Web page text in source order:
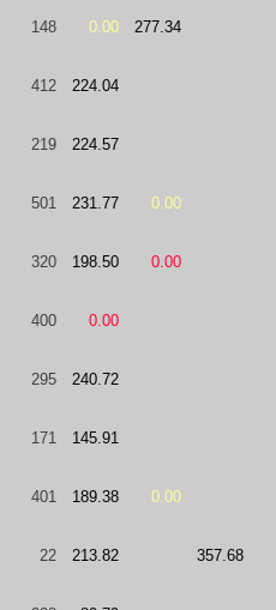
148 0.00 277.34
412 224.04
219 224.57
501 231.77 0.00
320 198.50 0.00
400 0.00
295 240.72
171 145.91
401 189.38 0.00
22 213.82 357.68